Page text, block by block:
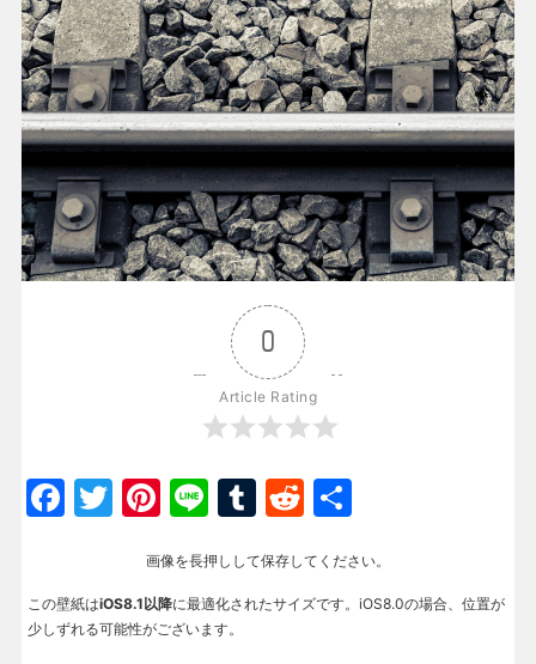
0
Article Rating
Facebook
Twitter
Pinterest
LineTumblr
Reddit
画像を長押しして保存してください。
この壁紙はiOS8.1以降に最適化されたサイズです。iOS8.0の場合、位置が
少しずれる可能性がございます。